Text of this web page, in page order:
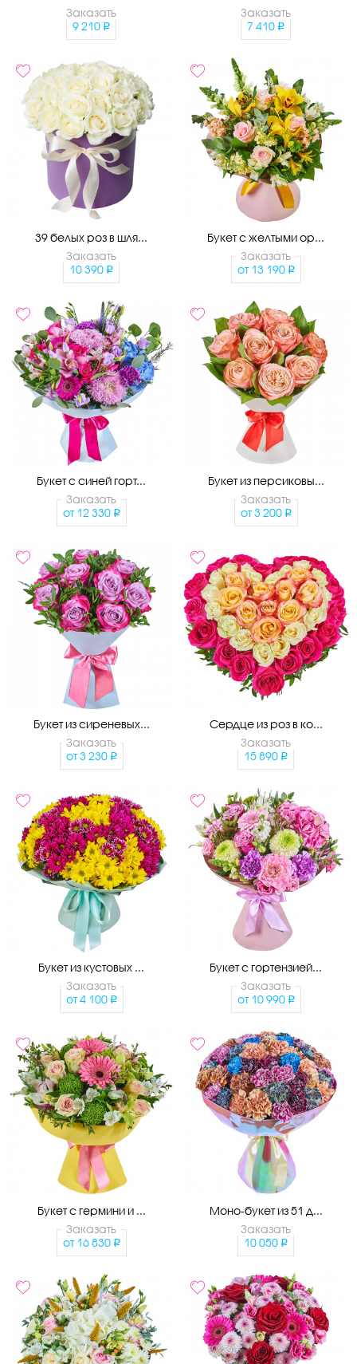
Заказать
9 210
Заказать
7 410
39 белых роз в шля...
Заказать
10 390
Букет с желтыми ор...
Заказать
от 13 190
Букет с синей горт...
Заказать
от 12 330
Букет из персиковы...
Заказать
от 3 200
Букет из сиреневых...
Заказать
от 3 230
Сердце из роз в ко...
Заказать
15 890
Букет из кустовых ...
Заказать
от 4 100
Букет с гортензией...
Заказать
от 10 990
Букет с гермини и ...
Заказать
от 16 830
Моно-букет из 51 д...
Заказать
10 050